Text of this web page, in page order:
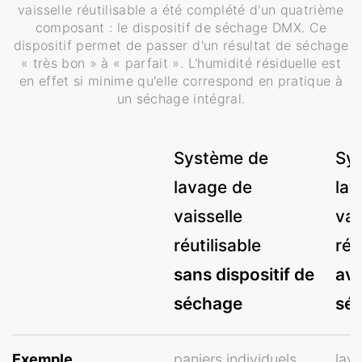
vaisselle réutilisable a été complété d'un quatrième
composant : le dispositif de séchage DMX. Ce
dispositif permet de passer d'un résultat de séchage
« très bon » à « parfait ». L'humidité résiduelle est
en effet si minime qu'elle correspond en pratique à
un séchage intégral.
Système de
lavage de
vaisselle
réutilisable
sans dispositif de
séchage